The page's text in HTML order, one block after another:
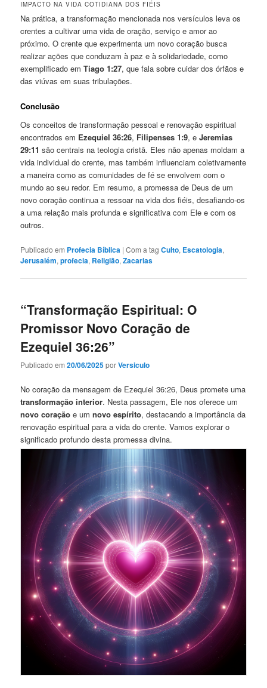
IMPACTO NA VIDA COTIDIANA DOS FIÉIS
Na prática, a transformação mencionada nos versículos leva os
crentes a cultivar uma vida de oração, serviço e amor ao
próximo. O crente que experimenta um novo coração busca
realizar ações que conduzam à paz e à solidariedade, como
exemplificado emTiago 1:27, que fala sobre cuidar dos órfãos e
das viúvas em suas tribulações.
Conclusão
Os conceitos de transformação pessoal e renovação espiritual
encontrados em Ezequiel 36:26, Filipenses 1:9, eJeremias
29:11 são centrais na teologia cristã. Eles não apenas moldam a
vida individual do crente, mas também influenciam coletivamente
a maneira como as comunidades de fé se envolvem com o
mundo ao seu redor. Em resumo, a promessa de Deus de um
novo coração continua a ressoar na vida dos fiéis, desafiando-os
a uma relação mais profunda e significativa com Ele e com os
outros.
Publicado em Profecia Bíblica |Com a tagCulto, Escatologia,
Jerusalém,profecia, Religião,Zacarias
“Transformação Espiritual: O
Promissor Novo Coração de
Ezequiel 36:26”
Publicado em20/06/2025porVersiculo
No coração da mensagem de Ezequiel 36:26, Deus promete uma
transformação interior. Nesta passagem, Ele nos oferece um
novo coração e umnovo espírito, destacando a importância da
renovação espiritual para a vida do crente. Vamos explorar o
significado profundo desta promessa divina.